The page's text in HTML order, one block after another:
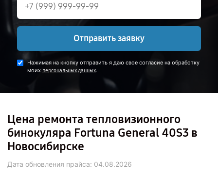
Отправить заявку
Нажимая на кнопку отправить я даю свое согласие на обработку
моих персональных данных.
Цена ремонта тепловизионного
бинокуляра Fortuna General 40S3 в
Новосибирске
Дата обновления прайса: 04.08.2026